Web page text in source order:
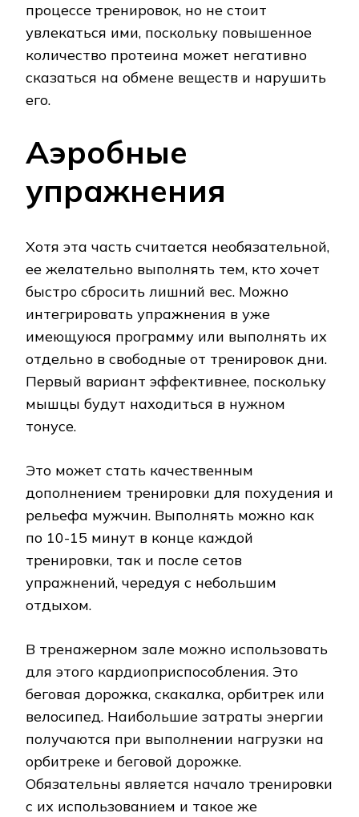
процессе тренировок, но не стоит
увлекаться ими, поскольку повышенное
количество протеина может негативно
сказаться на обмене веществ и нарушить
его.
Аэробные
упражнения
Хотя эта часть считается необязательной,
ее желательно выполнять тем, кто хочет
быстро сбросить лишний вес. Можно
интегрировать упражнения в уже
имеющуюся программу или выполнять их
отдельно в свободные от тренировок дни.
Первый вариант эффективнее, поскольку
мышцы будут находиться в нужном
тонусе.
Это может стать качественным
дополнением тренировки для похудения и
рельефа мужчин. Выполнять можно как
по 10-15 минут в конце каждой
тренировки, так и после сетов
упражнений, чередуя с небольшим
отдыхом.
В тренажерном зале можно использовать
для этого кардиоприспособления. Это
беговая дорожка, скакалка, орбитрек или
велосипед. Наибольшие затраты энергии
получаются при выполнении нагрузки на
орбитреке и беговой дорожке.
Обязательны является начало тренировки
с их использованием и такое же